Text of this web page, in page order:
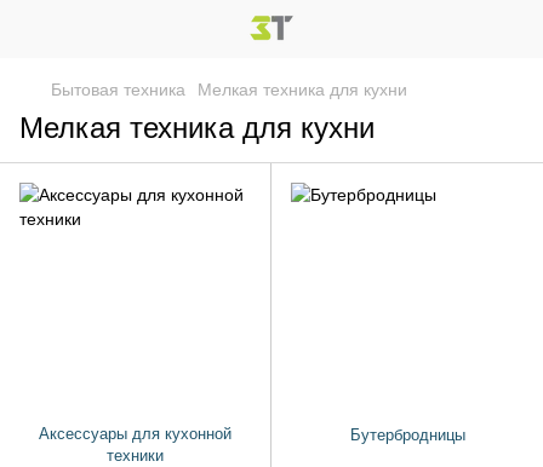
Бытовая техника Мелкая техника для кухни
Мелкая техника для кухни
Аксессуары для кухонной
техники
Бутербродницы